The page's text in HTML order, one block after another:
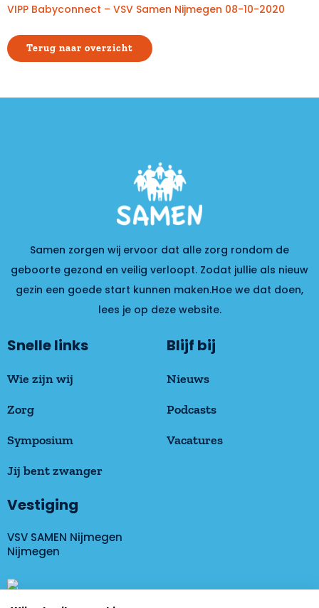
VIPP Babyconnect – VSV Samen Nijmegen 08-10-2020
Terug naar overzicht
Samen zorgen wij ervoor dat alle zorg rondom de
geboorte gezond en veilig verloopt. Zodat jullie als nieuw
gezin een goede start kunnen maken.Hoe we dat doen,
lees je op deze website.
Snelle links
Wie zijn wij
Zorg
Symposium
Jij bent zwanger
Blijf bij
Nieuws
Podcasts
Vacatures
Vestiging
VSV SAMEN Nijmegen
Nijmegen